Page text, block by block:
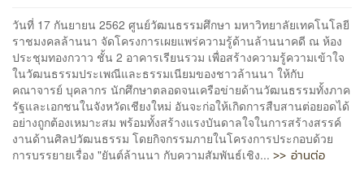
วันที่ 17 กันยายน 2562 ศูนย์วัฒนธรรมศึกษา มหาวิทยาลัยเทคโนโลยี
ราชมงคลล้านนา จัดโครงการเผยแพร่ความรู้ด้านล้านนาคดี ณ ห้อง
ประชุมทองกวาว ชั้น 2 อาคารเรียนรวม เพื่อสร้างความรู้ความเข้าใจ
ในวัฒนธรรมประเพณีและธรรมเนียมของชาวล้านนา ให้กับ
คณาจารย์ บุคลากร นักศึกษาตลอดจนเครือข่ายด้านวัฒนธรรมทั้งภาค
รัฐและเอกชนในจังหวัดเชียงใหม่ อันจะก่อให้เกิดการสืบสานต่อยอดได้
อย่างถูกต้องเหมาะสม พร้อมทั้งสร้างแรงบันดาลใจในการสร้างสรรค์
งานด้านศิลปวัฒนธรรม โดยกิจกรรมภายในโครงการประกอบด้วย
การบรรยายเรื่อง "ยันต์ล้านนา กับความสัมพันธ์เชิง... >> อ่านต่อ